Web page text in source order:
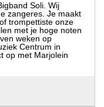
Soli. Wij
zangeres. Je maakt
trompettiste onze
met je hoge noten
weken op
Centrum in
op met Marjolein